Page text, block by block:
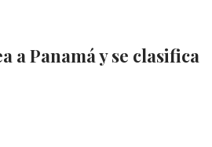
a Panamá y se clasifica